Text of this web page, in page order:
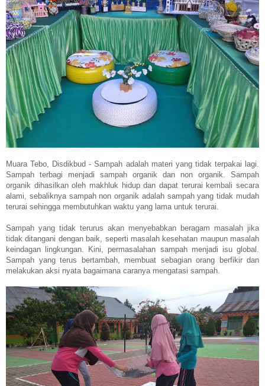
Muara Tebo, Disdikbud - Sampah adalah materi yang tidak terpakai lagi.
Sampah terbagi menjadi sampah organik dan non organik. Sampah
organik dihasilkan oleh makhluk hidup dan dapat terurai kembali secara
alami, sebaliknya sampah non organik adalah sampah yang tidak mudah
terurai sehingga membutuhkan waktu yang lama untuk terurai.
Sampah yang tidak terurus akan menyebabkan beragam masalah jika
tidak ditangani dengan baik, seperti masalah kesehatan maupun masalah
keindagan lingkungan. Kini, permasalahan sampah menjadi isu global.
Sampah yang terus bertambah, membuat sebagian orang berfikir dan
melakukan aksi nyata bagaimana caranya mengatasi sampah.